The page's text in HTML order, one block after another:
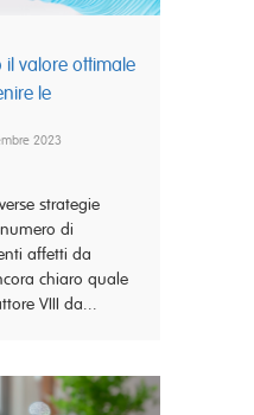
il valore ottimale
le
2023
strategie
di
affetti da
chiaro quale
VIII da...